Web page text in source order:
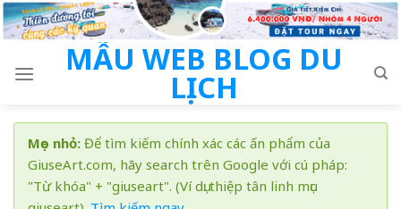
Skip
to
MẪU WEB BLOG DU
LỊCH
Mẹo nhỏ: Để tìm kiếm chính xác các ấn phẩm của
GiuseArt.com, hãy search trên Google với cú pháp:
"Từ khóa" + "giuseart". (Ví dụ: thiệp tân linh mục